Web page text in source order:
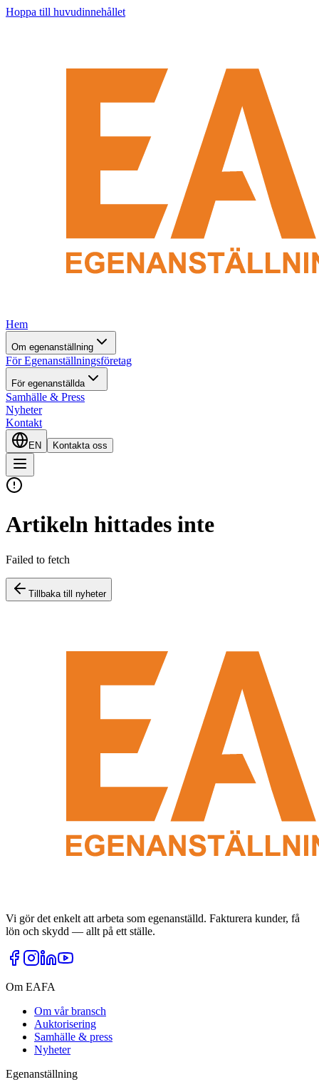
Hoppa till huvudinnehållet
Hem
Om egenanställning
För Egenanställningsföretag
För egenanställda
Samhälle & Press
Nyheter
Kontakt
EN Kontakta oss
Artikeln hittades inte
Failed to fetch
Tillbaka till nyheter
Vi gör det enkelt att arbeta som egenanställd. Fakturera kunder, få
lön och skydd — allt på ett ställe.
Om EAFA
Om vår bransch
Auktorisering
Samhälle & press
Nyheter
Egenanställning